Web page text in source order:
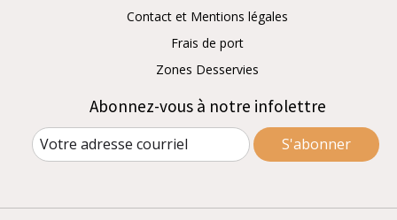
Contact et Mentions légales
Frais de port
Zones Desservies
Abonnez-vous à notre infolettre
S'abonner